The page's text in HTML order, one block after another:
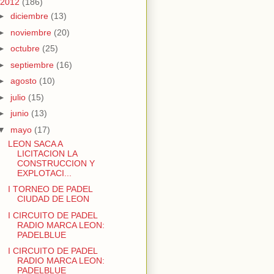
2012 (186)
diciembre (13)
noviembre (20)
octubre (25)
septiembre (16)
agosto (10)
julio (15)
junio (13)
mayo (17)
LEON SACA A
LICITACION LA
CONSTRUCCION Y
EXPLOTACI...
I TORNEO DE PADEL
CIUDAD DE LEON
I CIRCUITO DE PADEL
RADIO MARCA LEON:
PADELBLUE
I CIRCUITO DE PADEL
RADIO MARCA LEON:
PADELBLUE